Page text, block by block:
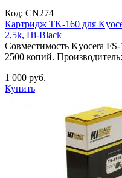
Код: CN274
Картридж TK-160 для
2,5k, Hi-Black
Совместимость Kyocera
2500 копий.
1 000 руб.
Купить